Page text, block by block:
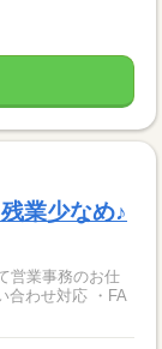
業少なめ♪
営業事務のお仕